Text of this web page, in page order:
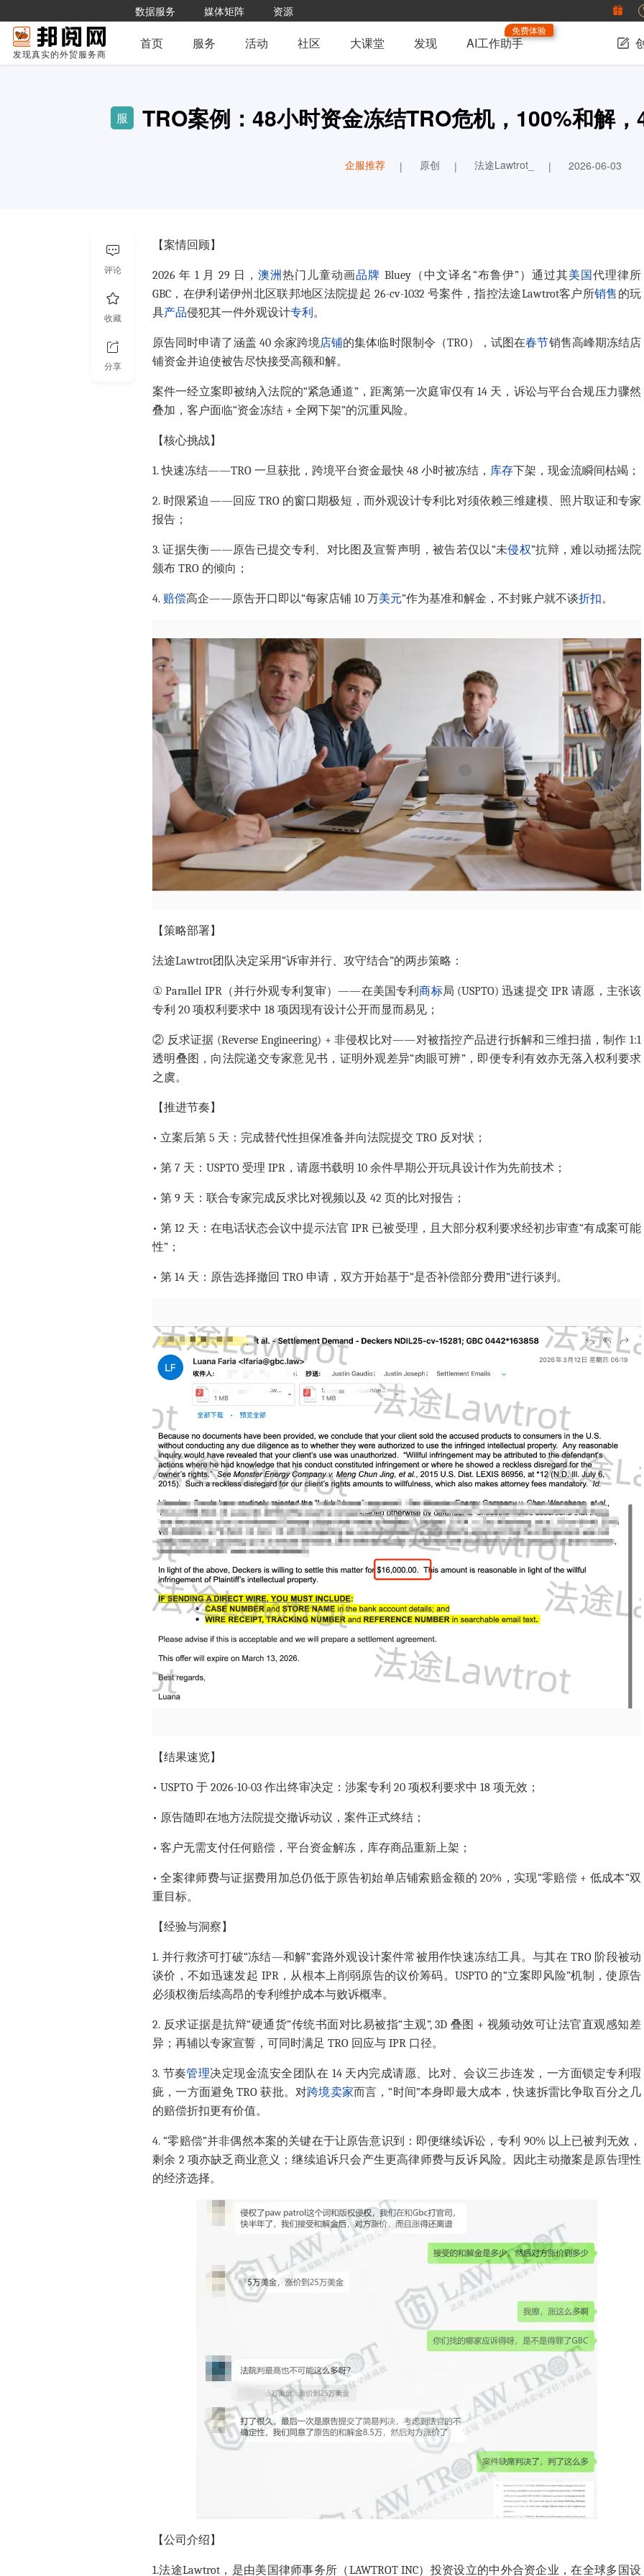
数据服务 媒体矩阵 资源
发现真实的外贸服务商
首页 服务 活动 社区 大课堂 发现 AI工作助手
免费体验
服 TRO案例：48小时资金冻结TRO危机，100%和解
企服推荐 原创 法途Lawtrot_ 2026-06-03
【案情回顾】
2026 年 1 月 29 日，澳洲热门儿童动画品牌 Bluey（中文译名“布鲁伊”）通过其美国 代理律所
GBC，在伊利诺伊州北区联邦地区法院提起 26-cv-1032 号案件，指控法途Lawtrot客户所销售 的玩
具产品侵犯其一件外观设计专利 。
原告同时申请了涵盖 40 余家跨境店铺的集体临时限制令（TRO），试图在春节销售高峰期冻结店
铺资金并迫使被告尽快接受高额和解。
案件一经立案即被纳入法院的“紧急通道”，距离第一次庭审仅有 14 天，诉讼与平台合规压力骤然
叠加，客户面临“资金冻结 + 全网下架”的沉重风险。
【核心挑战】
1.快速冻结——TRO 一旦获批，跨境平台资金最快 48 小时被冻结， 库存 下架，现金流瞬间枯竭；
2. 时限紧迫——回应 TRO 的窗口期极短，而外观设计专利比对须依赖三维建模、照片取证和专家
报告；
3.证据失衡——原告已提交专利、对比图及宣誓声明，被告若仅以“未侵权”抗辩，难以动摇法院
颁布 TRO 的倾向；
4. 赔偿高企——原告开口即以“每家店铺 10 万美元”作为基准和解金，不封账户就不谈折扣。
【策略部署】
法途Lawtrot团队决定采用“诉审并行、攻守结合”的两步策略：
① Parallel IPR（并行外观专利复审）——在美国专利商标局 (USPTO) 迅速提交 IPR 请愿，主张该
专利 20 项权利要求中 18 项因现有设计公开而显而易见；
② 反求证据 (Reverse Engineering) + 非侵权比对——对被指控产品进行拆解和三维扫描，制作 1:1
透明叠图，向法院递交专家意见书，证明外观差异“肉眼可辨”，即便专利有效亦无落入权利要求
之虞。
【推进节奏】
• 立案后第 5 天：完成替代性担保准备并向法院提交 TRO 反对状；
• 第 7 天：USPTO 受理 IPR，请愿书载明 10 余件早期公开玩具设计作为先前技术；
• 第 9 天：联合专家完成反求比对视频以及 42 页的比对报告；
• 第 12 天：在电话状态会议中提示法官 IPR 已被受理，且大部分权利要求经初步审查“有成案可能
性”；
• 第 14 天：原告选择撤回 TRO 申请，双方开始基于“是否补偿部分费用”进行谈判。
【结果速览】
• USPTO 于 2026-10-03 作出终审决定：涉案专利 20 项权利要求中 18 项无效；
• 原告随即在地方法院提交撤诉动议，案件正式终结；
• 客户无需支付任何赔偿，平台资金解冻，库存商品重新上架；
• 全案律师费与证据费用加总仍低于原告初始单店铺索赔金额的 20%，实现“零赔偿 + 低成本”双
重目标。
【经验与洞察】
1.并行救济可打破“冻结—和解”套路外观设计案件常被用作快速冻结工具。与其在 TRO 阶段被动
谈价，不如迅速发起 IPR，从根本上削弱原告的议价筹码。USPTO 的“立案即风险”机制，使原告
必须权衡后续高昂的专利维护成本与败诉概率。
2. 反求证据是抗辩“硬通货”传统书面对比易被指“主观”, 3D 叠图 + 视频动效可让法官直观感知差
异；再辅以专家宣誓，可同时满足 TRO 回应与 IPR 口径。
3. 节奏管理决定现金流安全团队在 14 天内完成请愿、比对、会议三步连发，一方面锁定专利瑕
疵，一方面避免 TRO 获批。对跨境卖家而言，“时间”本身即最大成本，快速拆雷比争取百分之几
的赔偿折扣更有价值。
4.“零赔偿”并非偶然本案的关键在于让原告意识到：即便继续诉讼，专利 90% 以上已被判无效，
剩余 2 项亦缺乏商业意义；继续追诉只会产生更高律师费与反诉风险。因此主动撤案是原告理性
的经济选择。
【公司介绍 】
1.法途Lawtrot，是由美国律师事务所（LAWTROT INC）投资设立的中外合资企业，在全球多国设
评论
收藏
分享